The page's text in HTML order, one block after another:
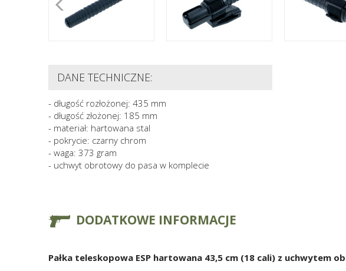
DANE TECHNICZNE:
- długość rozłożonej: 435 mm
- długość złożonej: 185 mm
- materiał: hartowana stal
- pokrycie: czarny chrom
- waga: 373 gram
- uchwyt obrotowy do pasa w komplecie
DODATKOWE INFORMACJE
Pałka teleskopowa ESP hartowana 43,5 cm (18 cali) z uchwytem